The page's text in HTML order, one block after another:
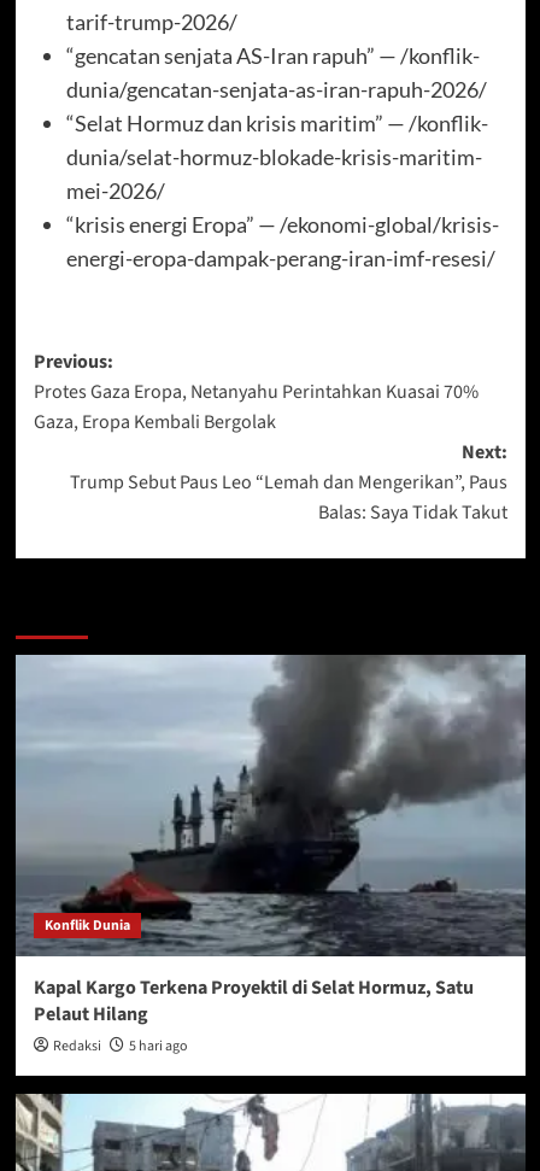
tarif-trump-2026/
“gencatan senjata AS-Iran rapuh” — /konflik-
dunia/gencatan-senjata-as-iran-rapuh-2026/
“Selat Hormuz dan krisis maritim” — /konflik-
dunia/selat-hormuz-blokade-krisis-maritim-
mei-2026/
“krisis energi Eropa” — /ekonomi-global/krisis-
energi-eropa-dampak-perang-iran-imf-resesi/
Post
navigation
Previous:
Protes Gaza Eropa, Netanyahu Perintahkan Kuasai 70%
Gaza, Eropa Kembali Bergolak
Next:
Trump Sebut Paus Leo “Lemah dan Mengerikan”, Paus
Balas: Saya Tidak Takut
Konflik Dunia
Kapal Kargo Terkena Proyektil di Selat Hormuz, Satu
Pelaut Hilang
Redaksi 5 hari ago